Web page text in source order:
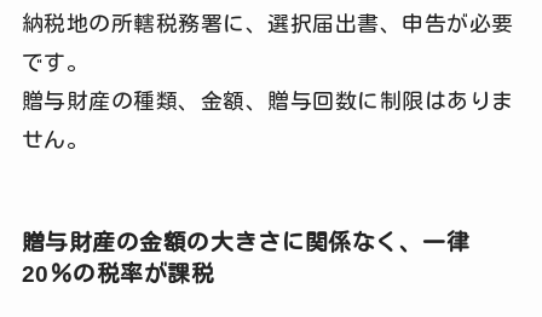
納税地の所轄税務署に、選択届出書、申告が必要
です。
贈与財産の種類、金額、贈与回数に制限はありま
せん。
贈与財産の金額の大きさに関係なく、一律
20％の税率が課税